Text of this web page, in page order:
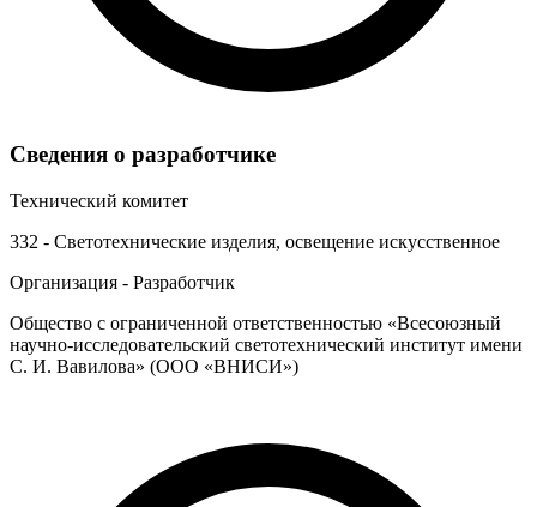
Сведения о разработчике
Технический комитет
332 - Светотехнические изделия, освещение искусственное
Организация - Разработчик
Общество с ограниченной ответственностью «Всесоюзный
научно-исследовательский светотехнический институт имени
С. И. Вавилова» (ООО «ВНИСИ»)